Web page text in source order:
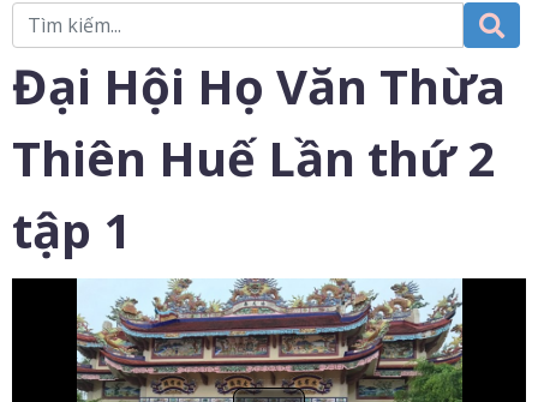
Đại Hội Họ Văn Thừa
Thiên Huế Lần thứ 2
tập 1